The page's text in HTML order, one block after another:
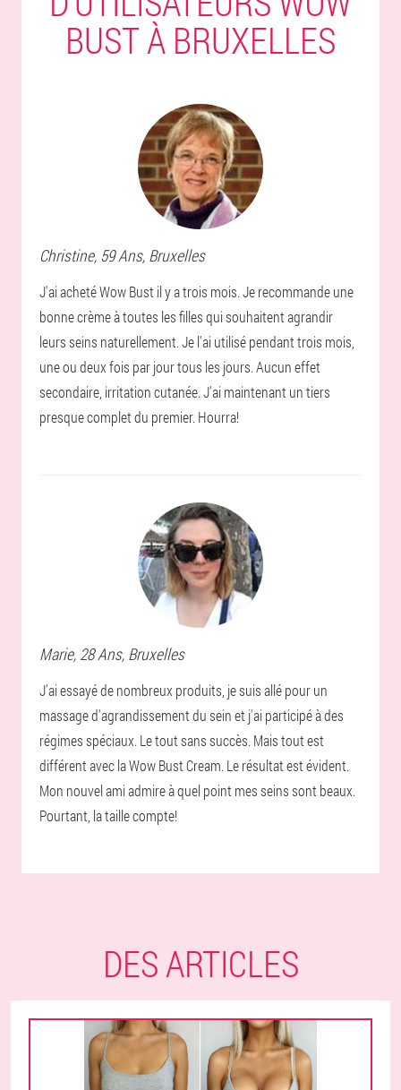
BUST À BRUXELLES
Christine, 59 Ans, Bruxelles
J'ai acheté Wow Bust il y a trois mois. Je recommande une
bonne crème à toutes les filles qui souhaitent agrandir
leurs seins naturellement. Je l'ai utilisé pendant trois mois,
une ou deux fois par jour tous les jours. Aucun effet
secondaire, irritation cutanée. J'ai maintenant un tiers
presque complet du premier. Hourra!
Marie, 28 Ans, Bruxelles
J'ai essayé de nombreux produits, je suis allé pour un
massage d'agrandissement du sein et j'ai participé à des
régimes spéciaux. Le tout sans succès. Mais tout est
différent avec la Wow Bust Cream. Le résultat est évident.
Mon nouvel ami admire à quel point mes seins sont beaux.
Pourtant, la taille compte!
DES ARTICLES